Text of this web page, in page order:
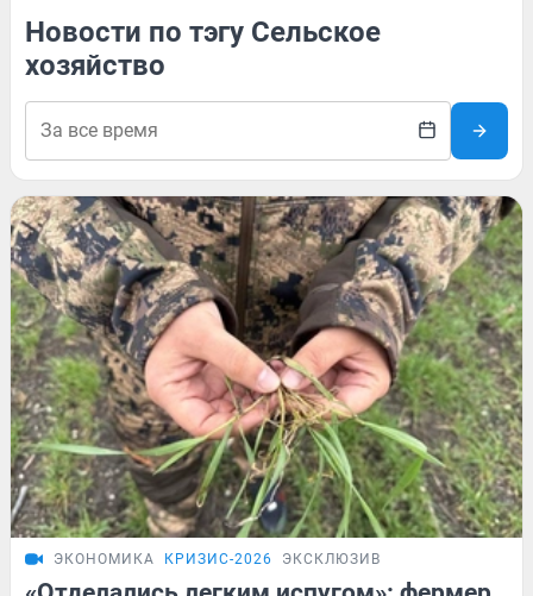
Новости по тэгу Сельское
хозяйство
ЭКОНОМИКА КРИЗИС-2026 ЭКСКЛЮЗИВ